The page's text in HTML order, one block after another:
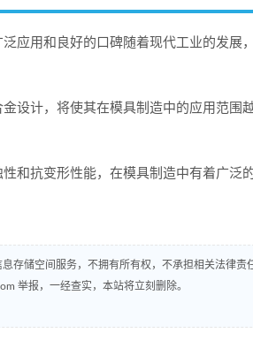
应用和良好的口碑随着现代工业的发展
设计，将使其在模具制造中的应用范围
和抗变形性能，在模具制造中有着广泛
存储空间服务，不拥有所有权，不承担相关法律责
举报，一经查实，本站将立刻删除。